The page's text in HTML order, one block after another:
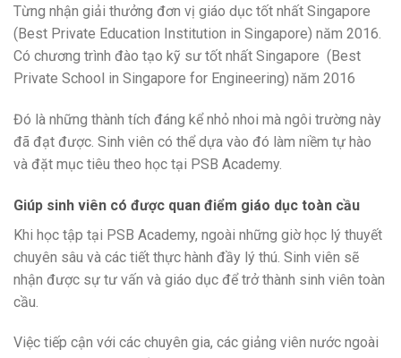
Từng nhận giải thưởng đơn vị giáo dục tốt nhất Singapore
(Best Private Education Institution in Singapore) năm 2016.
Có chương trình đào tạo kỹ sư tốt nhất Singapore (Best
Private School in Singapore for Engineering) năm 2016
Đó là những thành tích đáng kể nhỏ nhoi mà ngôi trường này
đã đạt được. Sinh viên có thể dựa vào đó làm niềm tự hào
và đặt mục tiêu theo học tại PSB Academy.
Giúp sinh viên có được quan điểm giáo dục toàn cầu
Khi học tập tại PSB Academy, ngoài những giờ học lý thuyết
chuyên sâu và các tiết thực hành đầy lý thú. Sinh viên sẽ
nhận được sự tư vấn và giáo dục để trở thành sinh viên toàn
cầu.
Việc tiếp cận với các chuyên gia, các giảng viên nước ngoài